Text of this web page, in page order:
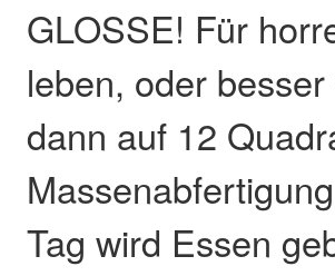
GLOSSE! Für
leben, oder
dann auf 12
Tag wird Essen